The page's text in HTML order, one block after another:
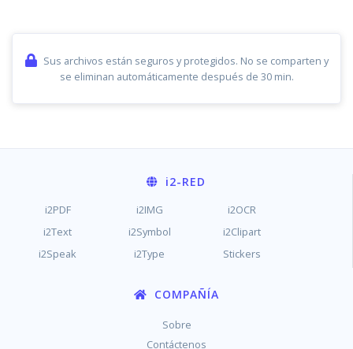
Sus archivos están seguros y protegidos. No se comparten y
se eliminan automáticamente después de 30 min.
i2-RED
i2PDF i2IMG
i2OCR
i2Text
i2Symbol
i2Clipart
i2Speak
i2Type Stickers
COMPAÑÍA
Sobre
Contáctenos